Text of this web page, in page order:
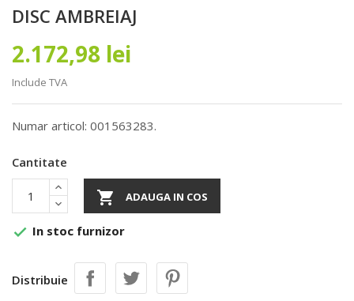
DISC AMBREIAJ
2.172,98 lei
Include TVA
Numar articol: 001563283.
Cantitate
 ADAUGA IN COS
 In stoc furnizor
Distribuie